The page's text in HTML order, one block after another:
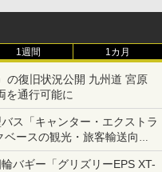
1週間 1カ月
の復旧状況公開 九州道 宮原
を通行可能に
ス「キャンター・エクストラ
ースの観光・旅客輸送向け
バギー「グリズリーEPS XT-